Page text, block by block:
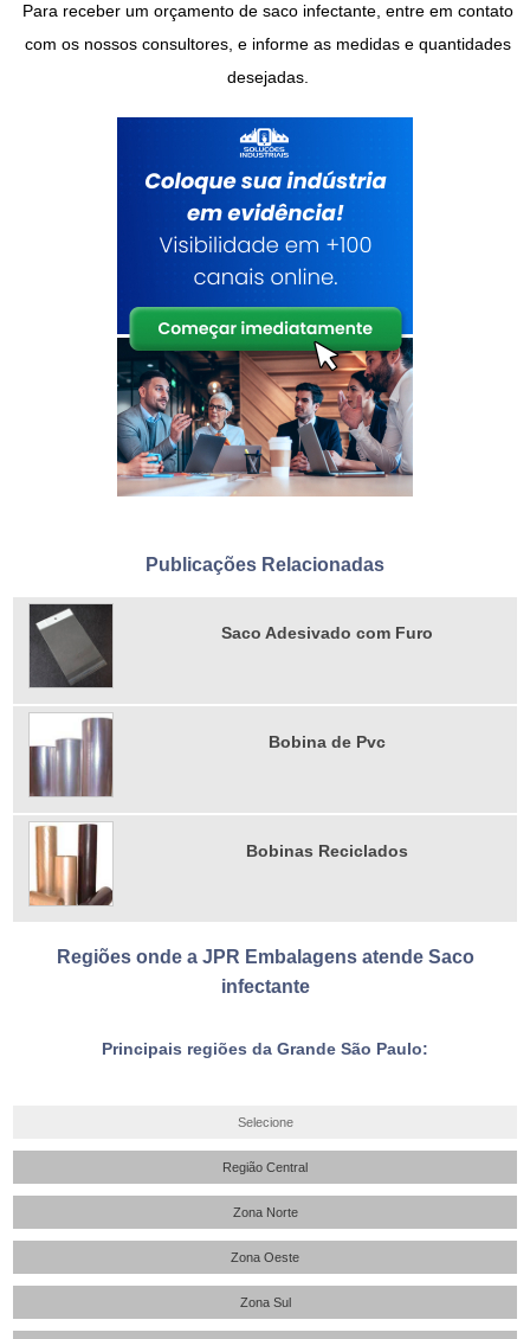
Para receber um orçamento de saco infectante, entre em contato
com os nossos consultores, e informe as medidas e quantidades
desejadas.
Publicações Relacionadas
Saco Adesivado com Furo
Bobina de Pvc
Bobinas Reciclados
Regiões onde a JPR Embalagens atende Saco
infectante
Principais regiões da Grande São Paulo:
Selecione
Região Central
Zona Norte
Zona Oeste
Zona Sul